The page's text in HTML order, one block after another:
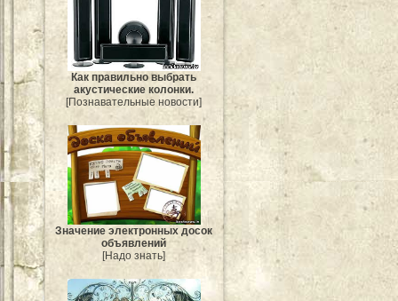
Как правильно выбрать
акустические колонки.
[Познавательные новости]
Значение электронных досок
объявлений
[Надо знать]